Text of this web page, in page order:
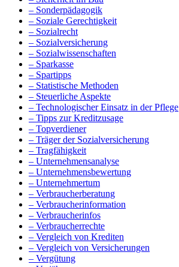
– Sonderpädagogik
– Soziale Gerechtigkeit
– Sozialrecht
– Sozialversicherung
– Sozialwissenschaften
– Sparkasse
– Spartipps
– Statistische Methoden
– Steuerliche Aspekte
– Technologischer Einsatz in der Pflege
– Tipps zur Kreditzusage
– Topverdiener
– Träger der Sozialversicherung
– Tragfähigkeit
– Unternehmensanalyse
– Unternehmensbewertung
– Unternehmertum
– Verbraucherberatung
– Verbraucherinformation
– Verbraucherinfos
– Verbraucherrechte
– Vergleich von Krediten
– Vergleich von Versicherungen
– Vergütung